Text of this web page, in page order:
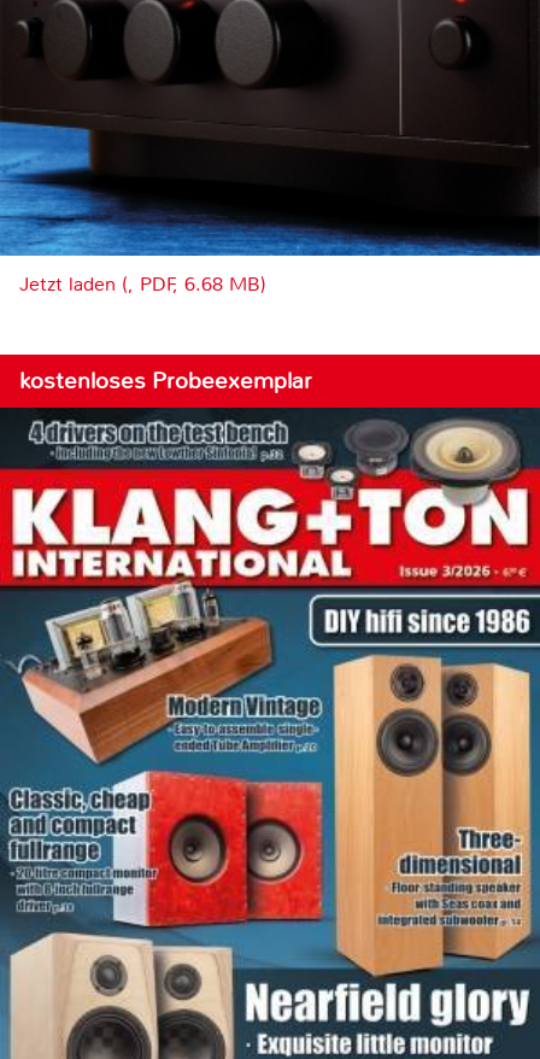
Jetzt laden (, PDF, 6.68 MB)
kostenloses Probeexemplar